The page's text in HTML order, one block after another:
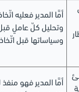
أمَّا المدير فعليه
وتحليل كلّ عاملٍ
وسياساتها قبل
أمَّا المدير فهو